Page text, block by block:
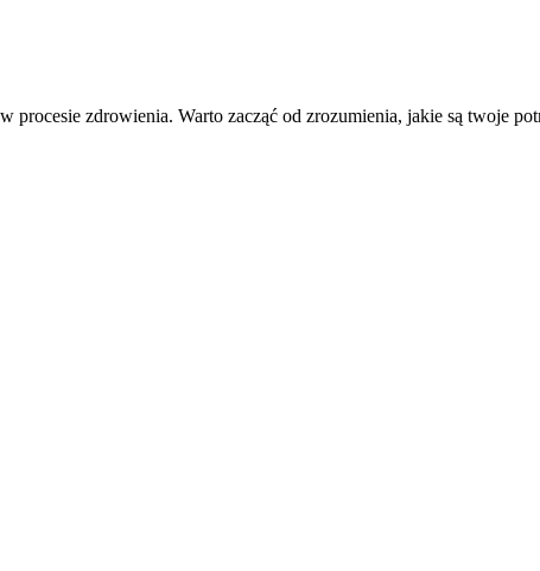
procesie zdrowienia. Warto zacząć od zrozumienia, jakie są twoje